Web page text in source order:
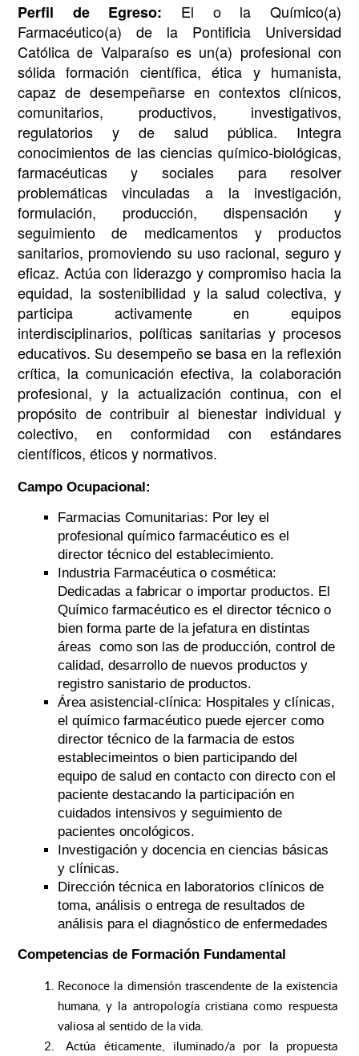
Perfil de Egreso: El o la Químico(a)
Farmacéutico(a) de la Pontificia Universidad
Católica de Valparaíso es un(a) profesional con
sólida formación científica, ética y humanista,
capaz de desempeñarse en contextos clínicos,
comunitarios, productivos, investigativos,
regulatorios y de salud pública. Integra
conocimientos de las ciencias químico-biológicas,
farmacéuticas y sociales para resolver
problemáticas vinculadas a la investigación,
formulación, producción, dispensación y
seguimiento de medicamentos y productos
sanitarios, promoviendo su uso racional, seguro y
eficaz. Actúa con liderazgo y compromiso hacia la
equidad, la sostenibilidad y la salud colectiva, y
participa activamente en equipos
interdisciplinarios, políticas sanitarias y procesos
educativos. Su desempeño se basa en la reflexión
crítica, la comunicación efectiva, la colaboración
profesional, y la actualización continua, con el
propósito de contribuir al bienestar individual y
colectivo, en conformidad con estándares
científicos, éticos y normativos.
Campo Ocupacional:
Farmacias Comunitarias: Por ley el
profesional químico farmacéutico es el
director técnico del establecimiento.
Industria Farmacéutica o cosmética:
Dedicadas a fabricar o importar productos. El
Químico farmacéutico es el director técnico o
bien forma parte de la jefatura en distintas
áreas como son las de producción, control de
calidad, desarrollo de nuevos productos y
registro sanistario de productos.
Área asistencial-clínica: Hospitales y clínicas,
el químico farmacéutico puede ejercer como
director técnico de la farmacia de estos
establecimeintos o bien participando del
equipo de salud en contacto con directo con el
paciente destacando la participación en
cuidados intensivos y seguimiento de
pacientes oncológicos.
Investigación y docencia en ciencias básicas
y clínicas.
Dirección técnica en laboratorios clínicos de
toma, análisis o entrega de resultados de
análisis para el diagnóstico de enfermedades
Competencias de Formación Fundamental
Reconoce la dimensión trascendente de la existencia
humana, y la antropología cristiana como respuesta
valiosa al sentido de la vida.
Actúa éticamente, iluminado/a por la propuesta